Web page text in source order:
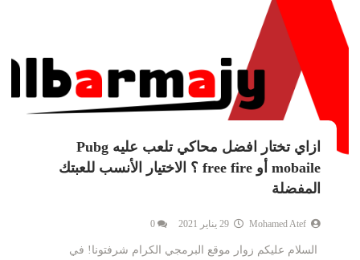
ازاي تختار افضل محاكي تلعب عليه Pubg
mobaile أو free fire ؟ الاختيار الأنسب للعبتك
المفضلة
Mohamed Atef
0
السلام عليكم زوار موقع البرمجي الكرام شرفتونا! في